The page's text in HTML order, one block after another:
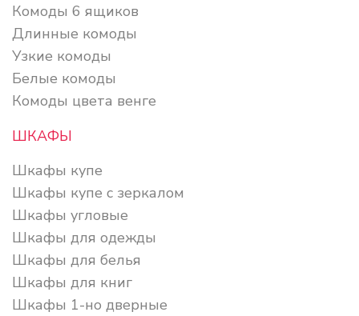
Комоды 6 ящиков
Длинные комоды
Узкие комоды
Белые комоды
Комоды цвета венге
ШКАФЫ
Шкафы купе
Шкафы купе с зеркалом
Шкафы угловые
Шкафы для одежды
Шкафы для белья
Шкафы для книг
Шкафы 1-но дверные